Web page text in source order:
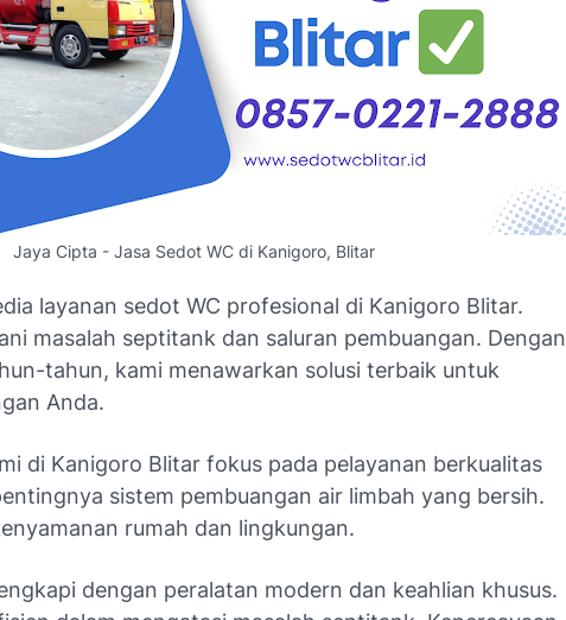
Jaya Cipta - Jasa Sedot WC di Kanigoro, Blitar
layanan sedot WC profesional di Kanigoro Blitar.
masalah septitank dan saluran pembuangan. Dengan
tahun, kami menawarkan solusi terbaik untuk
Anda.
di Kanigoro Blitar fokus pada pelayanan berkualitas
sistem pembuangan air limbah yang bersih.
rumah dan lingkungan.
dengan peralatan modern dan keahlian khusus.